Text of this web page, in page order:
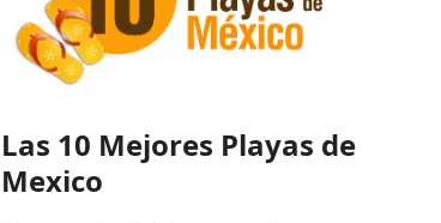
Las 10 Mejores Playas de
Mexico